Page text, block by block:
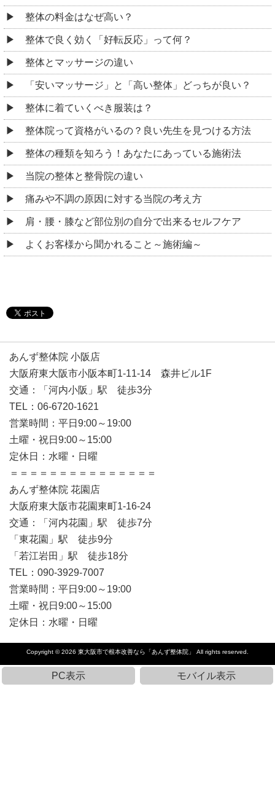
整体の料金はなぜ高い？
整体で良く効く「好転反応」って何？
整体とマッサージの違い
「安いマッサージ」と「高い整体」どっちが良い？
整体に着ていくべき服装は？
整体院って資格がいるの？良い先生を見つける方法
整体の種類を知ろう！あなたにあっている施術法
当院の整体と整骨院の違い
痛みや不調の原因に対する当院の考え方
肩・腰・膝など部位別の自分で出来るセルフケア
よくお客様から聞かれること～施術編～
あんず整体院 小阪店
大阪府東大阪市小阪本町1-11-14 森井ビル1F
交通：「河内小阪」駅 徒歩3分
TEL：06-6720-1621
営業時間：平日9:00～19:00
土曜・祝日9:00～15:00
定休日：水曜・日曜
＝＝＝＝＝＝＝＝＝＝＝＝＝＝＝
あんず整体院 花園店
大阪府東大阪市花園東町1-16-24
交通：「河内花園」駅 徒歩7分
「東花園」駅 徒歩9分
「若江岩田」駅 徒歩18分
TEL：090-3929-7007
営業時間：平日9:00～19:00
土曜・祝日9:00～15:00
定休日：水曜・日曜
Copyright © 2026 東大阪市で根本改善なら「あんず整体院」 All rights reserved.
PC表示 モバイル表示